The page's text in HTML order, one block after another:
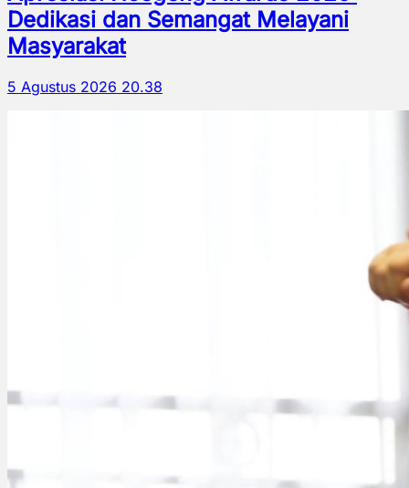
Dedikasi dan Semangat Melayani
Masyarakat
5 Agustus 2026 20.38